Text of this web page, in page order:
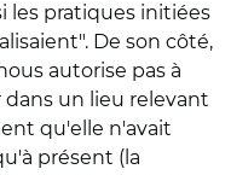
les pratiques initiées
De son côté,
autorise pas à
un lieu relevant
qu'elle n'avait
présent (la